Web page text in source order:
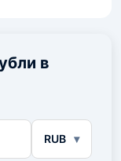
в
RUB